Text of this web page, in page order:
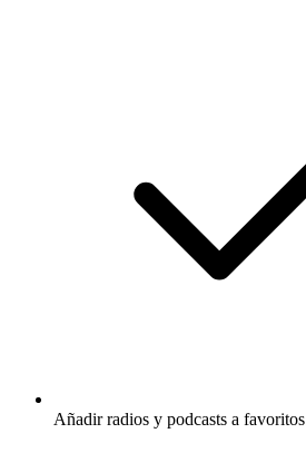
Añadir radios y podcasts a favoritos